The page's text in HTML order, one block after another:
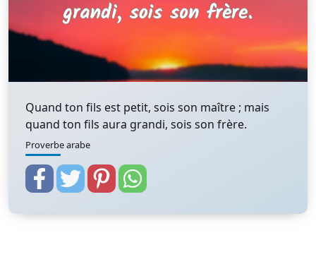
Quand ton fils est petit, sois son maître ; mais
quand ton fils aura grandi, sois son frère.
Proverbe arabe